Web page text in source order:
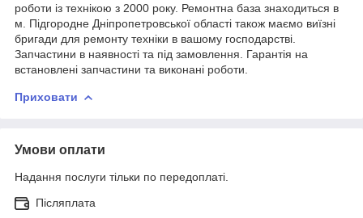
роботи із технікою з 2000 року. Ремонтна база знаходиться в
м. Підгородне Дніпропетровської області також маємо виїзні
бригади для ремонту техніки в вашому господарстві.
Запчастини в наявності та під замовлення. Гарантія на
встановлені запчастини та виконані роботи.
Приховати
Умови оплати
Надання послуги тільки по передоплаті.
Післяплата